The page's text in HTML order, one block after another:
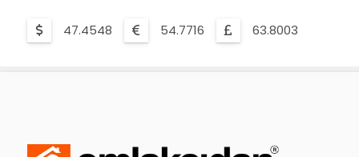
47.4548 54.7716 63.8003